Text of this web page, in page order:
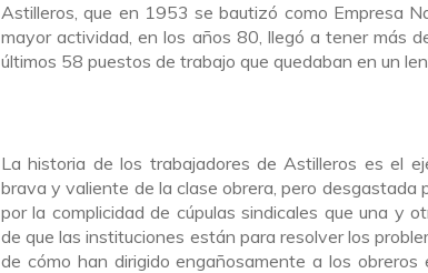
Astilleros, que en 1953 se bautizó como Empresa
mayor actividad, en los años 80, llegó a tener más
últimos 58 puestos de trabajo que quedaban en un
La historia de los trabajadores de Astilleros es el
brava y valiente de la clase obrera, pero desgastada
por la complicidad de cúpulas sindicales que una y
de que las instituciones están para resolver los
de cómo han dirigido engañosamente a los